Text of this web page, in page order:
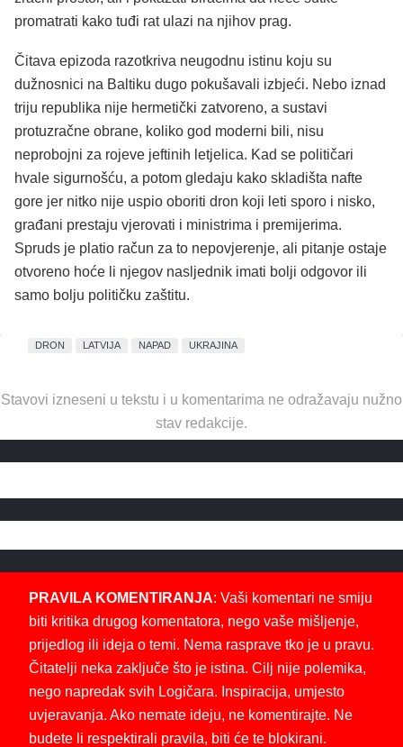
promatrati kako tuđi rat ulazi na njihov prag.
Čitava epizoda razotkriva neugodnu istinu koju su
dužnosnici na Baltiku dugo pokušavali izbjeći. Nebo iznad
triju republika nije hermetički zatvoreno, a sustavi
protuzračne obrane, koliko god moderni bili, nisu
neprobojni za rojeve jeftinih letjelica. Kad se političari
hvale sigurnošću, a potom gledaju kako skladišta nafte
gore jer nitko nije uspio oboriti dron koji leti sporo i nisko,
građani prestaju vjerovati i ministrima i premijerima.
Spruds je platio račun za to nepovjerenje, ali pitanje ostaje
otvoreno hoće li njegov nasljednik imati bolji odgovor ili
samo bolju političku zaštitu.
DRON LATVIJA NAPAD UKRAJINA
Stavovi izneseni u tekstu i u komentarima ne odražavaju nužno
stav redakcije.
PRAVILA KOMENTIRANJA: Vaši komentari ne smiju
biti kritika drugog komentatora, nego vaše mišljenje,
prijedlog ili ideja o temi. Nema rasprave tko je u pravu.
Čitatelji neka zaključe što je istina. Cilj nije polemika,
nego napredak svih Logičara. Inspiracija, umjesto
uvjeravanja. Ako nemate ideju, ne komentirajte. Ne
budete li respektirali pravila, biti će te blokirani.